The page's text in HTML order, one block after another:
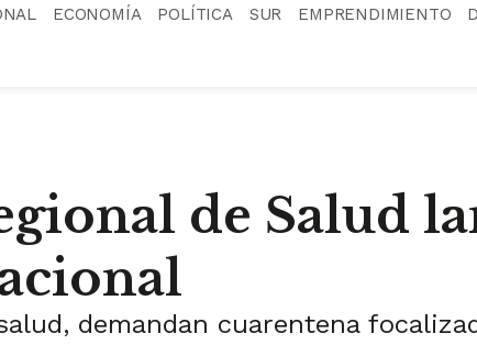
ECONOMÍA POLÍTICA SUR EMPRENDIMIENTO
de Salud
demandan cuarentena